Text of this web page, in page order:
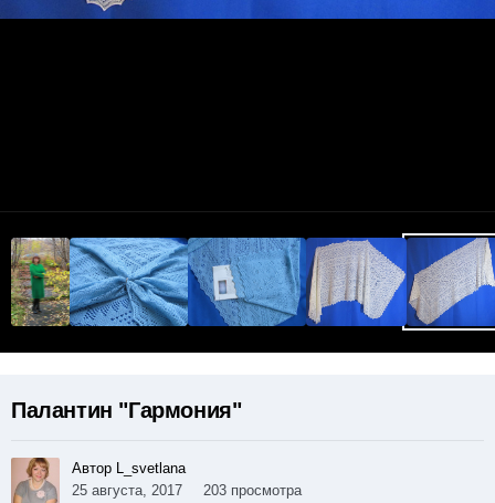
Палантин "Гармония"
Автор L_svetlana
25 августа, 2017
203 просмотра